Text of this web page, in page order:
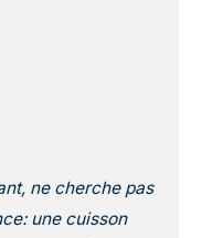
ne cherche pas
une cuisson